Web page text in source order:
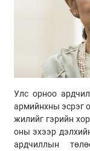
Улс орноо
армийнхны эсрэг
жилийг гэрийн
оны эхээр
ардчиллын